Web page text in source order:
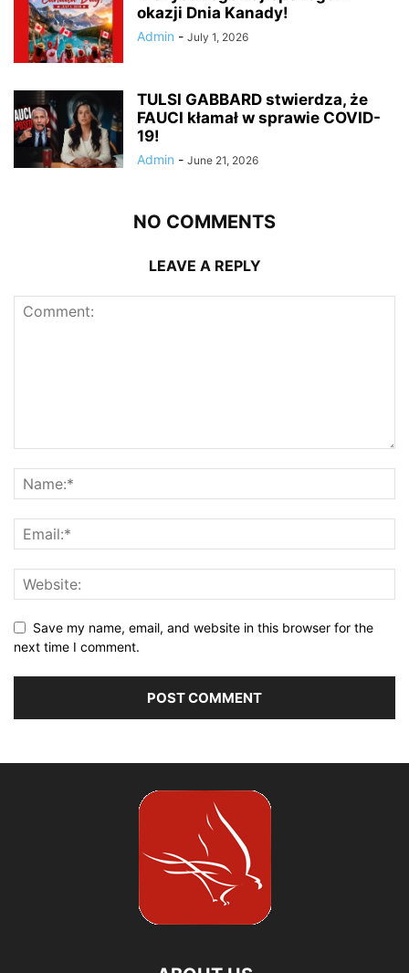
okazji Dnia Kanady!
Admin - July 1, 2026
TULSI GABBARD stwierdza, że
FAUCI kłamał w sprawie COVID-
19!
Admin - June 21, 2026
NO COMMENTS
LEAVE A REPLY
Save my name, email, and website in this browser for the
next time I comment.